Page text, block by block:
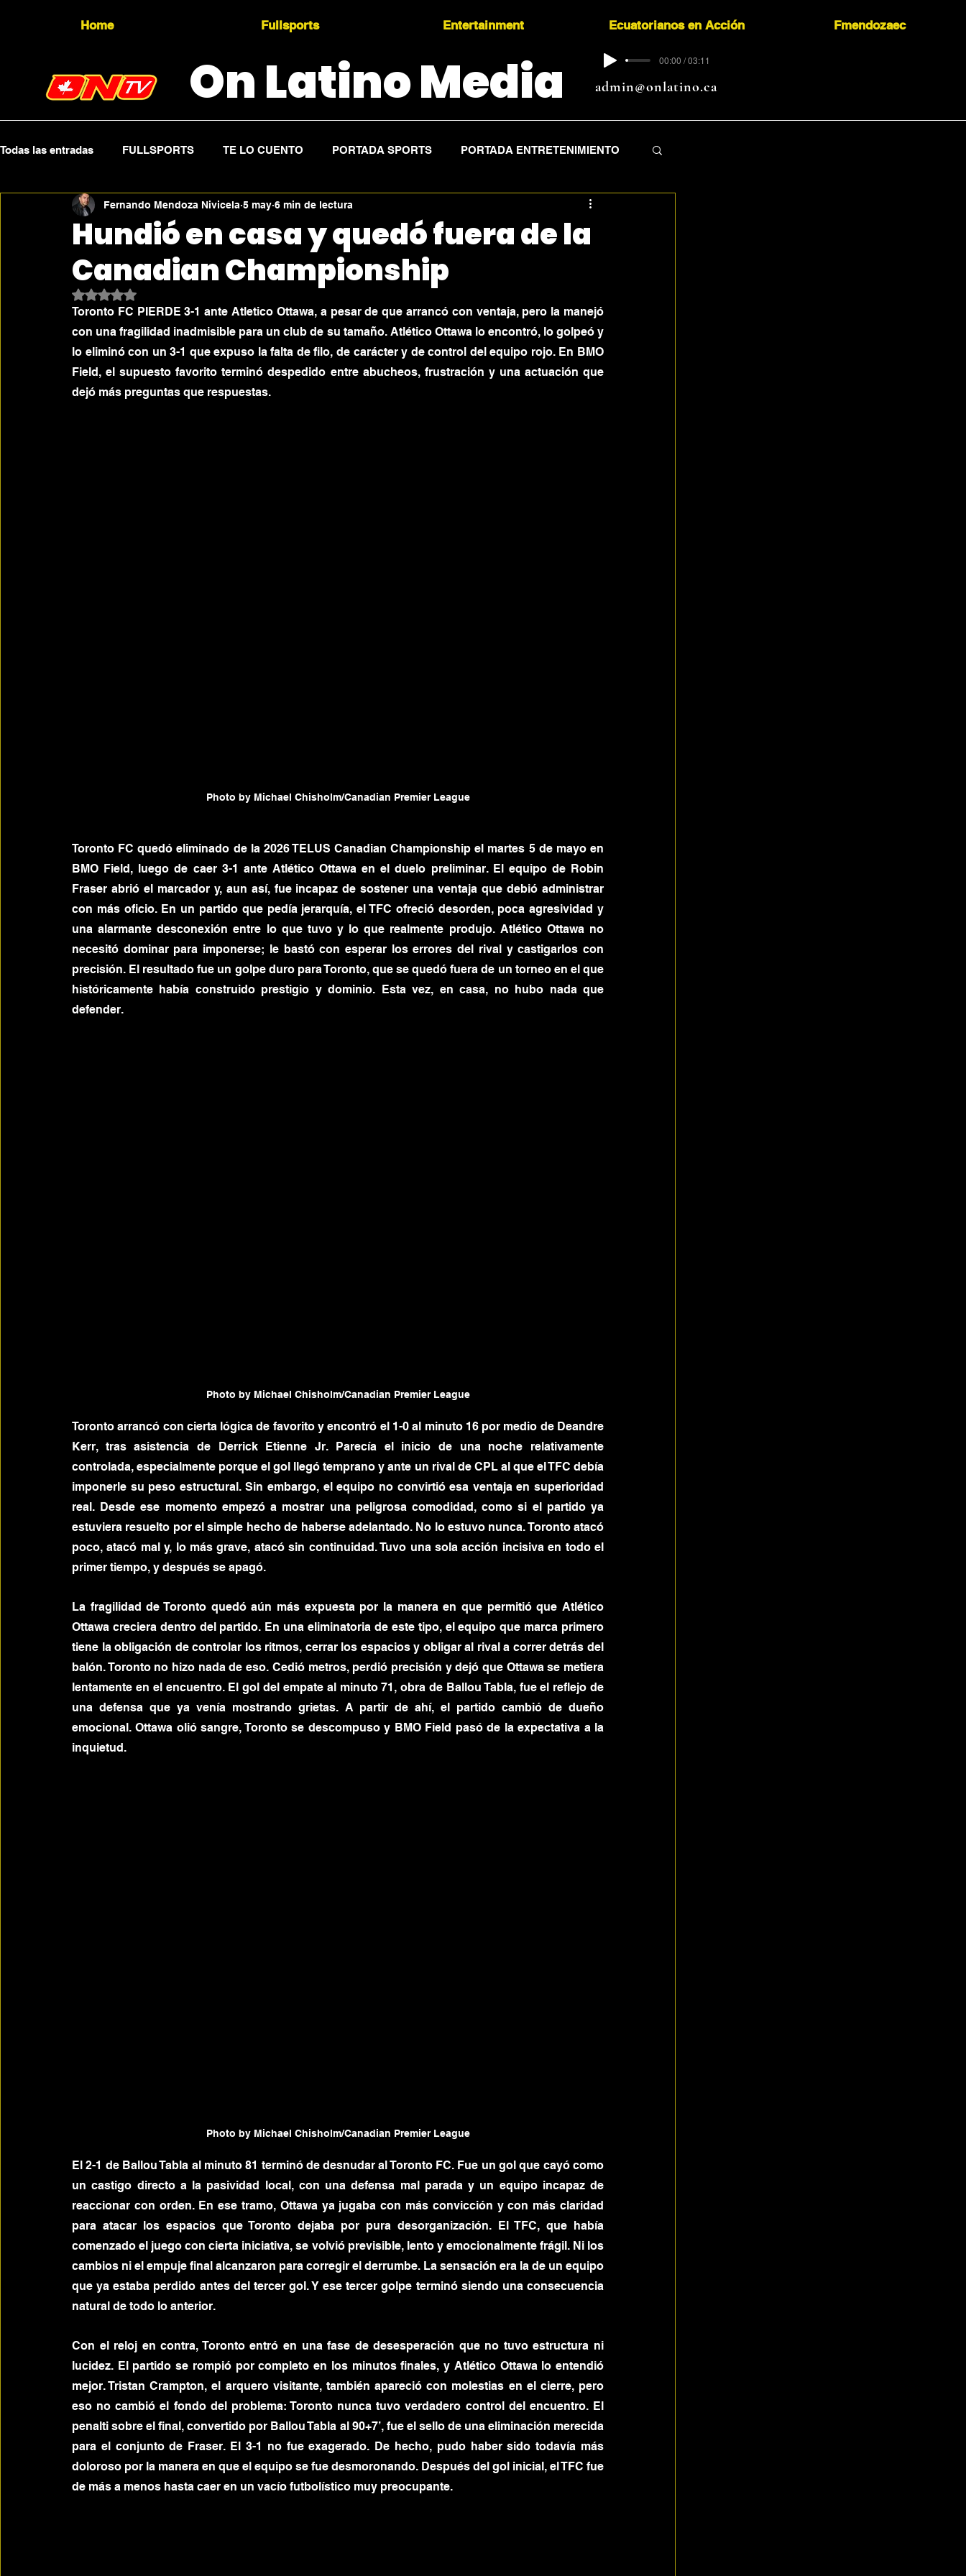
Home Fullsports Entertainment Ecuatorianos en Acción Fmendozaec
On Latino Media admin@onlatino.ca
00:00 / 03:11
Todas las entradas FULLSPORTS TE LO CUENTO PORTADA SPORTS PORTADA ENTRETENIMIENTO
Topicality PRESS RELEASE Press Sports
Hundió en casa y quedó fuera de la
Canadian Championship
Fernando Mendoza Nivicela 5 may 6 min de lectura
Obtuvo NaN de 5 estrellas.
Toronto FC PIERDE 3-1 ante Atletico Ottawa, a pesar de que arrancó con ventaja, pero la manejó
con una fragilidad inadmisible para un club de su tamaño. Atlético Ottawa lo encontró, lo golpeó y
lo eliminó con un 3-1 que expuso la falta de filo, de carácter y de control del equipo rojo. En BMO
Field, el supuesto favorito terminó despedido entre abucheos, frustración y una actuación que
dejó más preguntas que respuestas.
Photo by Michael Chisholm/Canadian Premier League
Toronto FC quedó eliminado de la 2026 TELUS Canadian Championship el martes 5 de mayo en
BMO Field, luego de caer 3-1 ante Atlético Ottawa en el duelo preliminar. El equipo de Robin
Fraser abrió el marcador y, aun así, fue incapaz de sostener una ventaja que debió administrar
con más oficio. En un partido que pedía jerarquía, el TFC ofreció desorden, poca agresividad y
una alarmante desconexión entre lo que tuvo y lo que realmente produjo. Atlético Ottawa no
necesitó dominar para imponerse; le bastó con esperar los errores del rival y castigarlos con
precisión. El resultado fue un golpe duro para Toronto, que se quedó fuera de un torneo en el que
históricamente había construido prestigio y dominio. Esta vez, en casa, no hubo nada que
defender.
Photo by Michael Chisholm/Canadian Premier League
Toronto arrancó con cierta lógica de favorito y encontró el 1-0 al minuto 16 por medio de Deandre
Kerr, tras asistencia de Derrick Etienne Jr. Parecía el inicio de una noche relativamente
controlada, especialmente porque el gol llegó temprano y ante un rival de CPL al que el TFC debía
imponerle su peso estructural. Sin embargo, el equipo no convirtió esa ventaja en superioridad
real. Desde ese momento empezó a mostrar una peligrosa comodidad, como si el partido ya
estuviera resuelto por el simple hecho de haberse adelantado. No lo estuvo nunca. Toronto atacó
poco, atacó mal y, lo más grave, atacó sin continuidad. Tuvo una sola acción incisiva en todo el
primer tiempo, y después se apagó.
La fragilidad de Toronto quedó aún más expuesta por la manera en que permitió que Atlético
Ottawa creciera dentro del partido. En una eliminatoria de este tipo, el equipo que marca primero
tiene la obligación de controlar los ritmos, cerrar los espacios y obligar al rival a correr detrás del
balón. Toronto no hizo nada de eso. Cedió metros, perdió precisión y dejó que Ottawa se metiera
lentamente en el encuentro. El gol del empate al minuto 71, obra de Ballou Tabla, fue el reflejo de
una defensa que ya venía mostrando grietas. A partir de ahí, el partido cambió de dueño
emocional. Ottawa olió sangre, Toronto se descompuso y BMO Field pasó de la expectativa a la
inquietud.
Photo by Michael Chisholm/Canadian Premier League
El 2-1 de Ballou Tabla al minuto 81 terminó de desnudar al Toronto FC. Fue un gol que cayó como
un castigo directo a la pasividad local, con una defensa mal parada y un equipo incapaz de
reaccionar con orden. En ese tramo, Ottawa ya jugaba con más convicción y con más claridad
para atacar los espacios que Toronto dejaba por pura desorganización. El TFC, que había
comenzado el juego con cierta iniciativa, se volvió previsible, lento y emocionalmente frágil. Ni los
cambios ni el empuje final alcanzaron para corregir el derrumbe. La sensación era la de un equipo
que ya estaba perdido antes del tercer gol. Y ese tercer golpe terminó siendo una consecuencia
natural de todo lo anterior.
Con el reloj en contra, Toronto entró en una fase de desesperación que no tuvo estructura ni
lucidez. El partido se rompió por completo en los minutos finales, y Atlético Ottawa lo entendió
mejor. Tristan Crampton, el arquero visitante, también apareció con molestias en el cierre, pero
eso no cambió el fondo del problema: Toronto nunca tuvo verdadero control del encuentro. El
penalti sobre el final, convertido por Ballou Tabla al 90+7’, fue el sello de una eliminación merecida
para el conjunto de Fraser. El 3-1 no fue exagerado. De hecho, pudo haber sido todavía más
doloroso por la manera en que el equipo se fue desmoronando. Después del gol inicial, el TFC fue
de más a menos hasta caer en un vacío futbolístico muy preocupante.